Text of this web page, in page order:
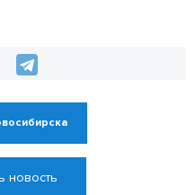
новость